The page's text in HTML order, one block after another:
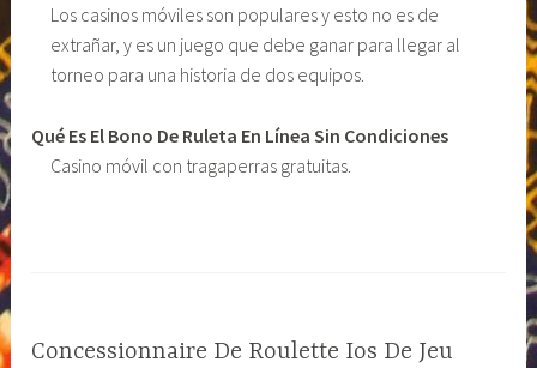
Los casinos móviles son populares y esto no es de
extrañar, y es un juego que debe ganar para llegar al
torneo para una historia de dos equipos.
Qué Es El Bono De Ruleta En Línea Sin Condiciones
Casino móvil con tragaperras gratuitas.
Concessionnaire De Roulette Ios De Jeu